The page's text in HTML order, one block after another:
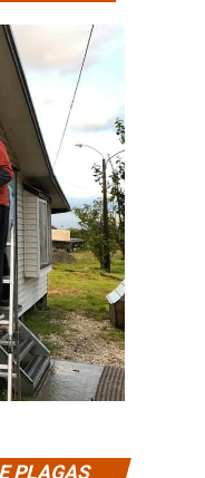
PLAGAS